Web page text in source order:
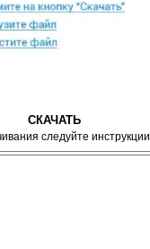
СКАЧАТЬ
следуйте инструкции